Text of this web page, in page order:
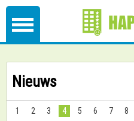
Nieuws
1 2 3 4 5 6 7 8